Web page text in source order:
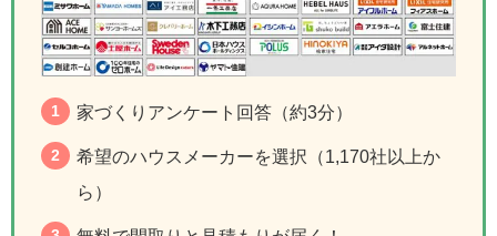
家づくりアンケート回答（約3分）
希望のハウスメーカーを選択（1,170社以上か
ら）